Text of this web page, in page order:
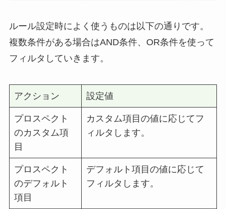
ルール設定時によく使うものは以下の通りです。
複数条件がある場合はAND条件、OR条件を使って
フィルタしていきます。
アクション 設定値
プロスペクト
のカスタム項
目
カスタム項目の値に応じてフ
ィルタします。
プロスペクト
のデフォルト
項目
デフォルト項目の値に応じて
フィルタします。